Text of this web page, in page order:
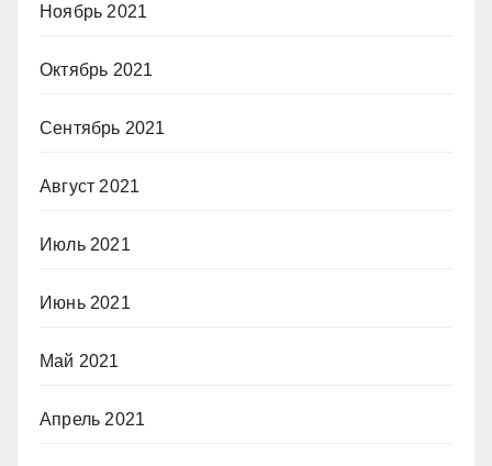
Ноябрь 2021
Октябрь 2021
Сентябрь 2021
Август 2021
Июль 2021
Июнь 2021
Май 2021
Апрель 2021